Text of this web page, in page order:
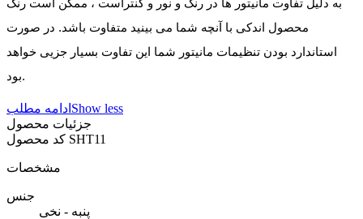
محصول اندکی با آنچه شما می بینید متفاوت باشد. در صورت
استاندارد بودن تنظیمات مانیتور شما این تفاوت بسیار جزیی خواهد
بود.
ادامه مطلب Show less
جزئیات محصول
SHT11
مشخصات
جنس
پنبه - نخی